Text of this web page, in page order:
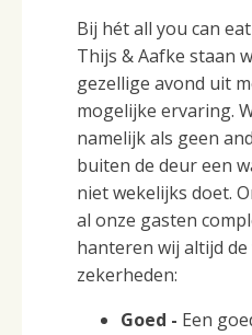
Bij hét all you can
Thijs & Aafke staan
gezellige avond uit
mogelijke ervaring.
namelijk als geen
buiten de deur een
niet wekelijks doet.
al onze gasten
hanteren wij altijd
zekerheden:
Goed - Een